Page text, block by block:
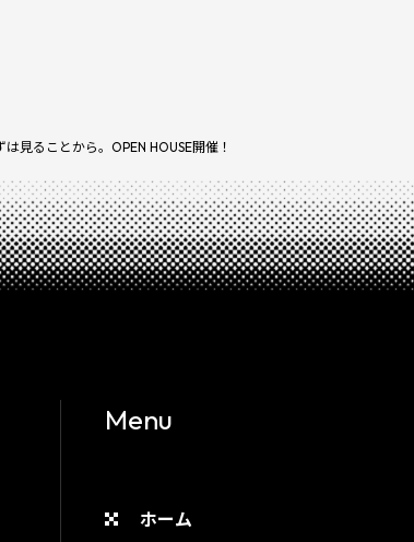
見ることから。OPEN HOUSE開催！
Menu
ホーム